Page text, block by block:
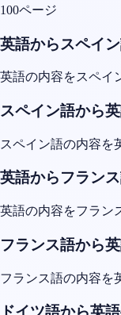
100ページ
英語からスペイ
英語の内容をスペイ
スペイン語から
スペイン語の内容を
英語からフラン
英語の内容をフラン
フランス語から
フランス語の内容を
ドイツ語から英